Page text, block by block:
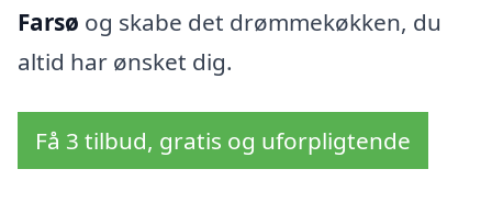
Farsø og skabe det drømmekøkken, du
altid har ønsket dig.
Få 3 tilbud, gratis og uforpligtende